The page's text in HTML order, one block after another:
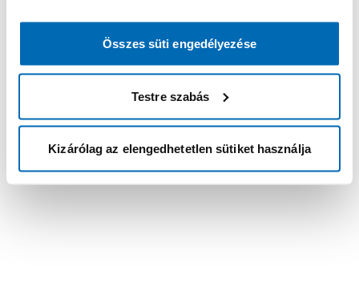
Összes süti engedélyezése
Testre szabás
Kizárólag az elengedhetetlen sütiket használja